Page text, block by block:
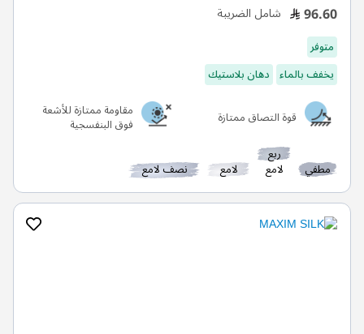
96.60 شامل الضريبة
متوفر
يخفف بالماء دهان بلاستيك
قوة التصاق ممتازة
مقاومة ممتازة للأشعة
فوق البنفسجية
مطفي
ربع
لامع لامع نصف لامع